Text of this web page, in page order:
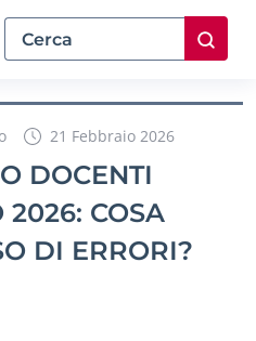
21 Febbraio 2026
DOCENTI
2026: COSA
DI ERRORI?